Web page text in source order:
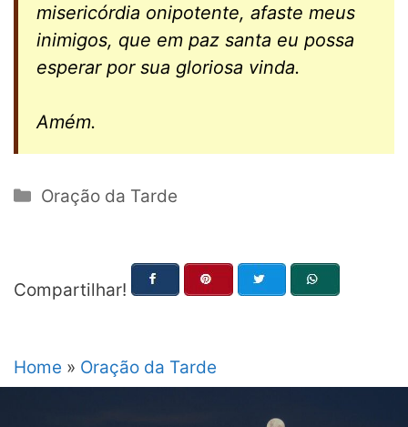
misericórdia onipotente, afaste meus
inimigos, que em paz santa eu possa
esperar por sua gloriosa vinda.
Amém.
Categorias
Oração da Tarde
Compartilhar!
Home » Oração da Tarde